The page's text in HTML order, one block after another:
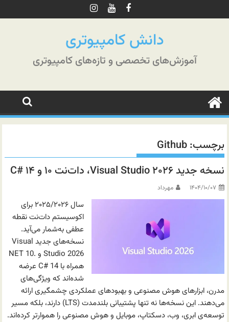
به
دانش کامپیوتری
آموزش‌های تخصصی و تازه‌های کامپیوتری
برچسب:Github
نسخه جدید Visual Studio ۲۰۲۶، دات‌نت ۱۰ و C# ۱۴
۱۴۰۴/۱۰/۰۷ مهرداد
سال ۲۰۲۵/۲۰۲۶ برای
اکوسیستم دات‌نت نقطه
عطفی به‌شمار می‌آید.
نسخه‌های جدید Visual
Studio 2026 و .NET 10
همراه با C# 14 عرضه
شده‌اند که ویژگی‌های
مدرن، ابزارهای هوش مصنوعی و بهبودهای عملکردی چشمگیری ارائه
می‌دهند. این نسخه‌ها نه تنها پشتیبانی بلندمدت (LTS) دارند، بلکه مسیر
توسعه‌ی ابری، وب، دسکتاپ، موبایل و هوش مصنوعی را هموارتر کرده‌اند.